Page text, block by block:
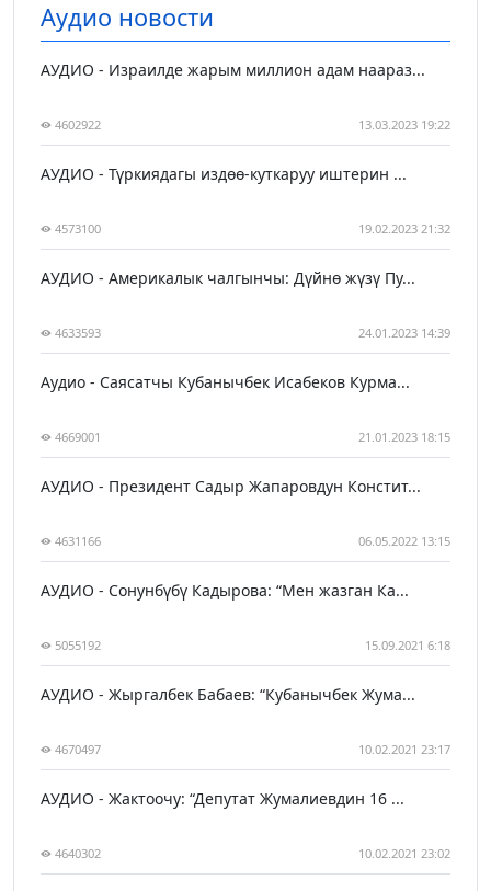
Аудио новости
АУДИО - Израилде жарым миллион адам наараз...
4602922 13.03.2023 19:22
АУДИО - Түркиядагы издөө-куткаруу иштерин ...
4573100 19.02.2023 21:32
АУДИО - Америкалык чалгынчы: Дүйнө жүзү Пу...
4633593 24.01.2023 14:39
Аудио - Саясатчы Кубанычбек Исабеков Курма...
4669001 21.01.2023 18:15
АУДИО - Президент Садыр Жапаровдун Констит...
4631166 06.05.2022 13:15
АУДИО - Сонунбүбү Кадырова: “Мен жазган Ка...
5055192 15.09.2021 6:18
АУДИО - Жыргалбек Бабаев: “Кубанычбек Жума...
4670497 10.02.2021 23:17
АУДИО - Жактоочу: “Депутат Жумалиевдин 16 ...
4640302 10.02.2021 23:02